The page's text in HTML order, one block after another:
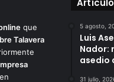
que
Talavera
5 agosto,
Luis
Nador:
asedio
31 julio,